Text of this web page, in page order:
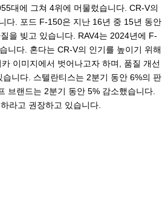
대에 그쳐 4위에 머물렀습니다. CR-V의
다. 포드 F-150은 지난 16년 중 15년 동안
을 빚고 있습니다. RAV4는 2024년에 F-
니다. 혼다는 CR-V의 인기를 높이기 위해
이미지에서 벗어나고자 하며, 품질 개선
니다. 스텔란티스는 2분기 동안 6%의 판
브랜드는 2분기 동안 5% 감소했습니다.
라고 권장하고 있습니다.